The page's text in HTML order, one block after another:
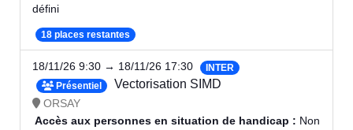
défini
18 places restantes
18/11/26 9:30 → 18/11/26 17:30
INTER
Présentiel
Vectorisation SIMD
ORSAY
Accès aux personnes en situation de handicap : Non